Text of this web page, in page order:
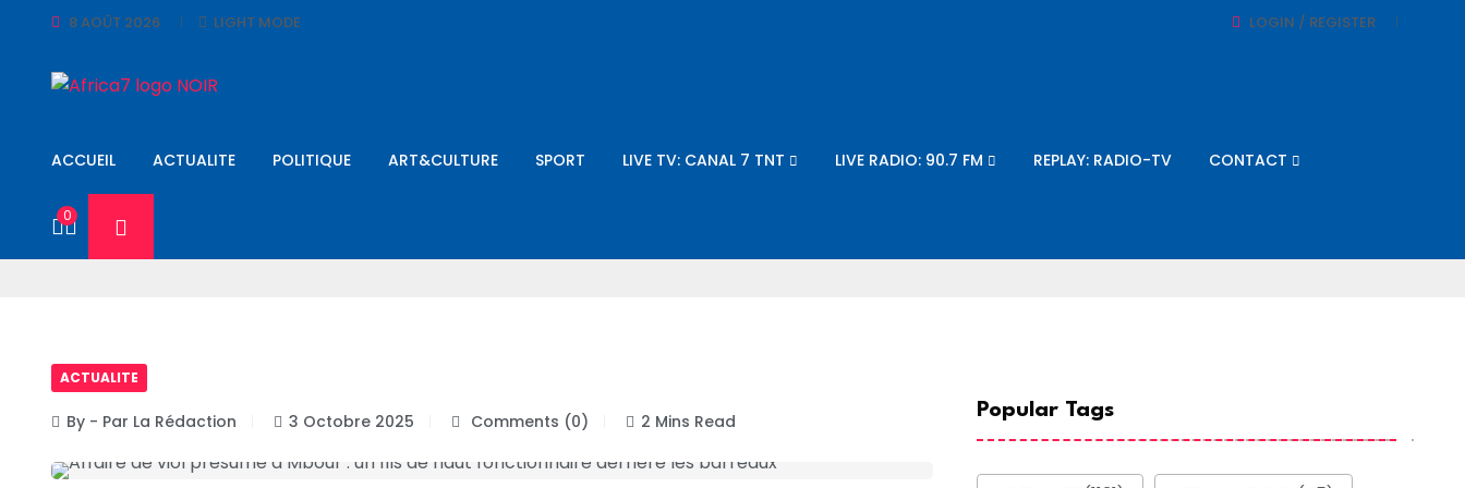
8 AOÛT 2026 LIGHT MODE LOGIN / REGISTER
ACCUEIL ACTUALITE POLITIQUE ART&CULTURE SPORT LIVE TV: CANAL 7 TNT LIVE RADIO: 90.7 FM REPLAY: RADIO-TV CONTACT
0
ACTUALITE
By - Par La Rédaction 3 Octobre 2025 Comments (0) 2 Mins Read
Popular Tags